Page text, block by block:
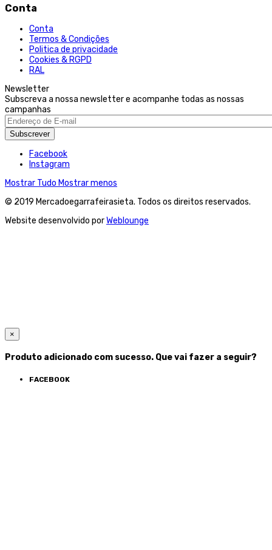
Conta
Conta
Termos & Condições
Politica de privacidade
Cookies & RGPD
RAL
Newsletter
Subscreva a nossa newsletter e acompanhe todas as nossas
campanhas
Subscrever
Facebook
Instagram
Mostrar Tudo Mostrar menos
© 2019 Mercadoegarrafeirasieta. Todos os direitos reservados.
Website desenvolvido porWeblounge
×
Produto adicionado com sucesso. Que vai fazer a seguir?
FACEBOOK